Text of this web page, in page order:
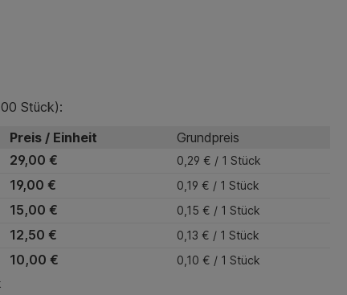
Stück):
Preis / Einheit Grundpreis
29,00 €
0,29 € / 1 Stück
19,00 €
0,19 € / 1 Stück
15,00 €
0,15 € / 1 Stück
12,50 €
0,13 € / 1 Stück
10,00 €
0,10 € / 1 Stück